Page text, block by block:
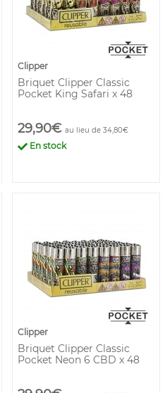
Clipper
Briquet Clipper Classic
Pocket King Safari x 48
29,90€ au lieu de 34,80€
En stock
Clipper
Briquet Clipper Classic
Pocket Neon 6 CBD x 48